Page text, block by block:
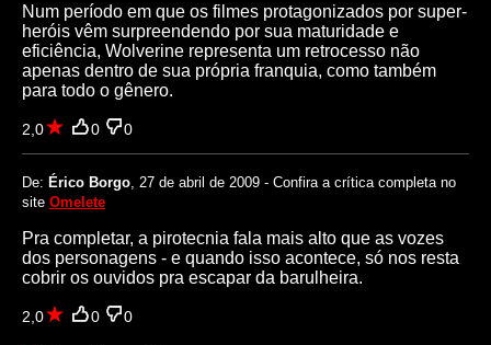
Num período em que os filmes protagonizados por super-
heróis vêm surpreendendo por sua maturidade e
eficiência, Wolverine representa um retrocesso não
apenas dentro de sua própria franquia, como também
para todo o gênero.
2,0 0 0
De: Érico Borgo , 27 de abril de 2009 - Confira a crítica completa no
site Omelete
Pra completar, a pirotecnia fala mais alto que as vozes
dos personagens - e quando isso acontece, só nos resta
cobrir os ouvidos pra escapar da barulheira.
2,0 0 0